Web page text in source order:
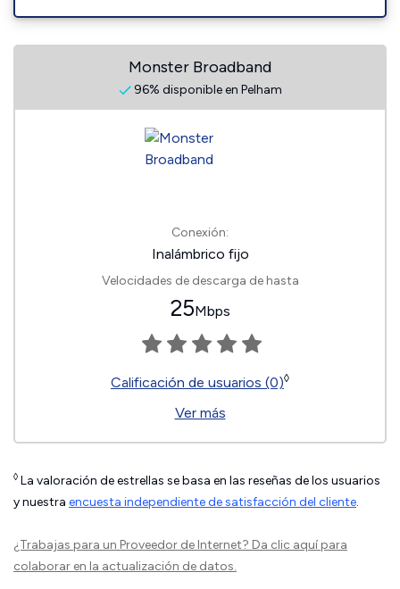
Monster Broadband
96% disponible en Pelham
Conexión:
Inalámbrico fijo
Velocidades de descarga de hasta
25Mbps
Calificación de usuarios (0)◊
Ver más
◊ La valoración de estrellas se basa en las reseñas de los usuarios
y nuestra encuesta independiente de satisfacción del cliente.
¿Trabajas para un Proveedor de Internet? Da clic aquípara
colaborar en la actualización de datos.